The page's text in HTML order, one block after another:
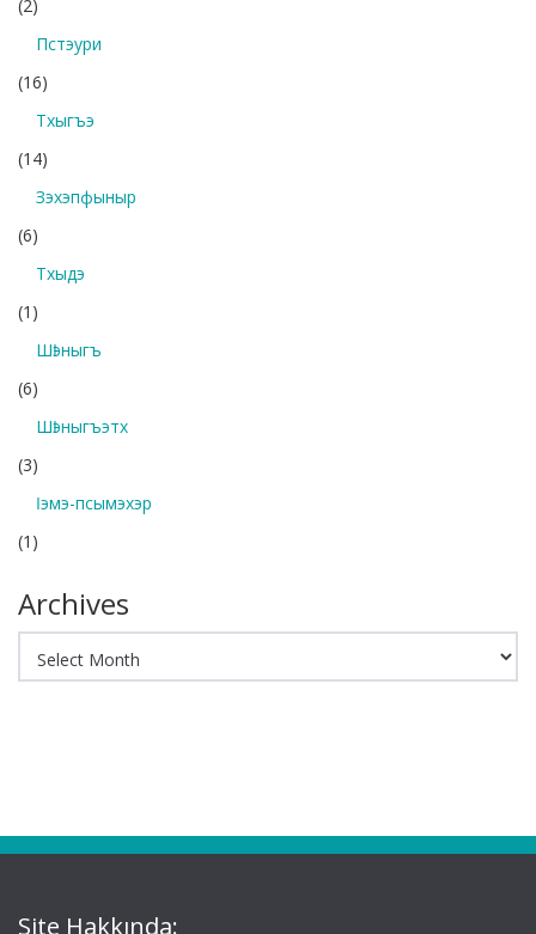
(2)
Пстэури
(16)
Тхыгъэ
(14)
Зэхэпфыныр
(6)
Тхыдэ
(1)
Шӏэныгъ
(6)
Шӏэныгъэтх
(3)
Ӏэмэ-псымэхэр
(1)
Archives
Site Hakkında: